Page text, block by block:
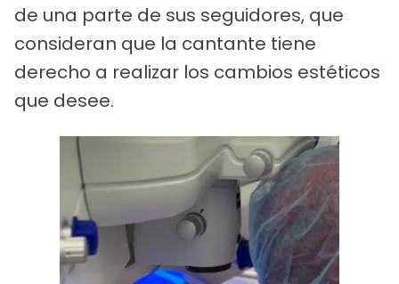
de una parte de sus seguidores, que
consideran que la cantante tiene
derecho a realizar los cambios estéticos
que desee.